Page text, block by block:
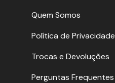
Quem Somos
Política de Privacidade
Trocas e Devoluções
Perguntas Frequentes